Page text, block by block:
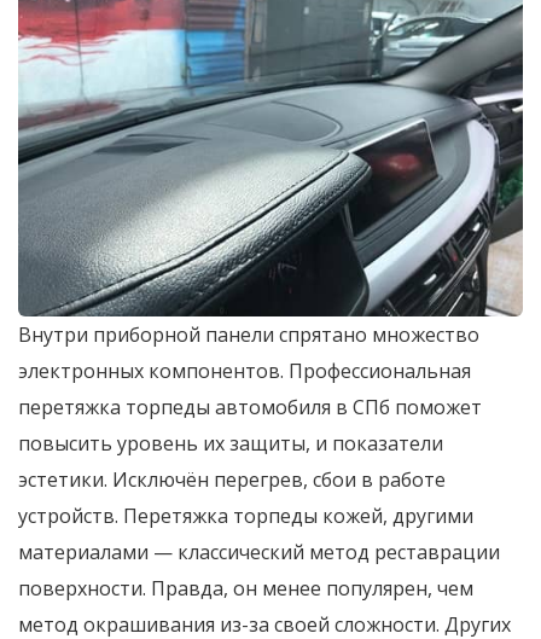
Внутри приборной панели спрятано множество
электронных компонентов. Профессиональная
перетяжка торпеды автомобиля в СПб поможет
повысить уровень их защиты, и показатели
эстетики. Исключён перегрев, сбои в работе
устройств. Перетяжка торпеды кожей, другими
материалами — классический метод реставрации
поверхности. Правда, он менее популярен, чем
метод окрашивания из-за своей сложности. Других